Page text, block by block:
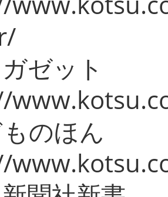
ゼット
のほん